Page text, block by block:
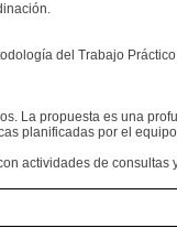
del Trabajo
La propuesta es una
planificadas por el
actividades de